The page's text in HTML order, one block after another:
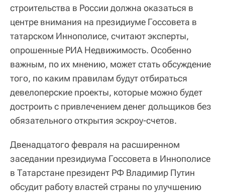
строительства в России должна оказаться в
центре внимания на президиуме Госсовета в
татарском Иннополисе, считают эксперты,
опрошенные РИА Недвижимость. Особенно
важным, по их мнению, может стать обсуждение
того, по каким правилам будут отбираться
девелоперские проекты, которые можно будет
достроить с привлечением денег дольщиков без
обязательного открытия эскроу-счетов.
Двенадцатого февраля на расширенном
заседании президиума Госсовета в Иннополисе
в Татарстане президент РФ Владимир Путин
обсудит работу властей страны по улучшению